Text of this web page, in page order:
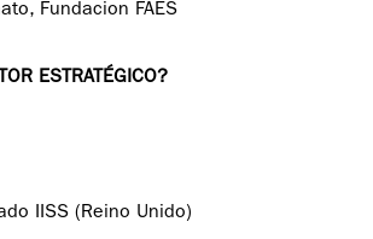
Fundacion FAES
ESTRATÉGICO?
IISS (Reino Unido)